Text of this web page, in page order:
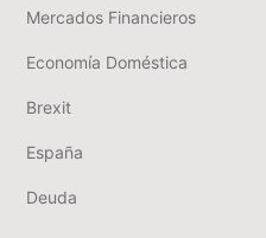
Mercados Financieros
Economía Doméstica
Brexit
España
Deuda